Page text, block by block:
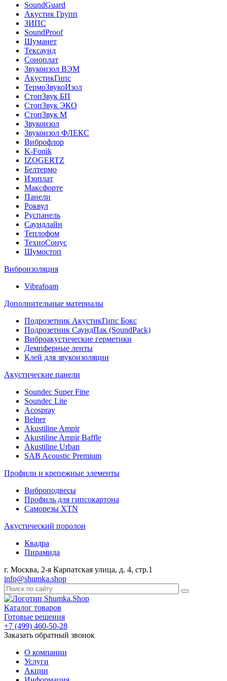
SoundGuard
Акустик Групп
ЗИПС
SoundProof
Шуманет
Тексаунд
Соноплат
Звукоизол ВЭМ
АкустикГипс
ТермоЗвукоИзол
СтопЗвук БП
СтопЗвук ЭКО
СтопЗвук М
Звукоизол
Звукоизол ФЛЕКС
Виброфлор
K-Fonik
IZOGERTZ
Белтермо
Изоплат
Максфорте
Панели
Роквул
Руспанель
Саундлайн
Теплофом
ТехноСонус
Шумостоп
Виброизоляция
Vibrafoam
Дополнительные материалы
Подрозетник АкустикГипс Бокс
Подрозетник СаундПак (SoundPack)
Виброакустические герметики
Демпферные ленты
Клей для звукоизоляции
Акустические панели
Soundec Super Fine
Soundec Lite
Acospray
Belner
Akustiline Ampir
Akustiline Ampir Baffle
Akustiline Urban
SAB Acoustic Premium
Профили и крепежные элементы
Виброподвесы
Профиль для гипсокартона
Саморезы XTN
Акустический поролон
Квадра
Пирамида
г. Москва, 2-я Карпатская улица, д. 4, стр.1
info@shumka.shop
Каталог товаров
Готовые решения
+7 (499) 460-50-28
Заказать обратный звонок
О компании
Услуги
Акции